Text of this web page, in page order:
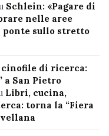
Schlein: «Pagare di
nelle aree
ponte sullo stretto
di ricerca:
a San Pietro
Libri, cucina,
torna la “Fiera